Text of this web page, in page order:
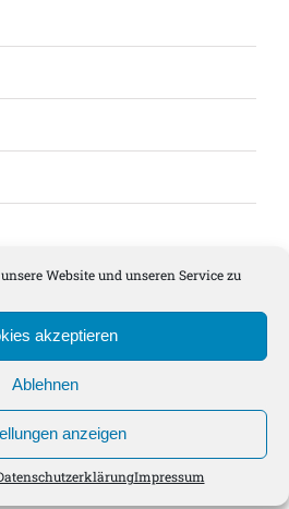
Website und unseren Service zu
akzeptieren
Ablehnen
anzeigen
Impressum